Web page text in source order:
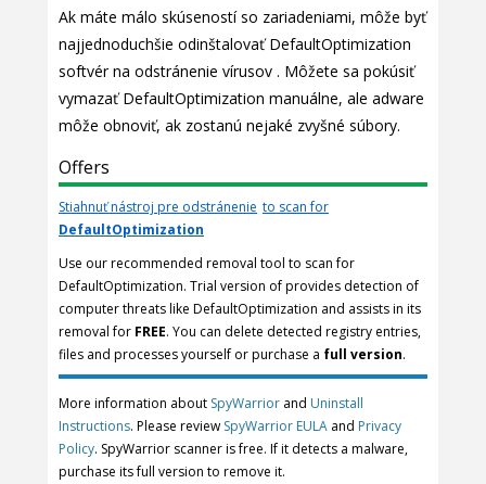
Ak máte málo skúseností so zariadeniami, môže byť
najjednoduchšie odinštalovať DefaultOptimization
softvér na odstránenie vírusov . Môžete sa pokúsiť
vymazať DefaultOptimization manuálne, ale adware
môže obnoviť, ak zostanú nejaké zvyšné súbory.
Offers
Stiahnuť nástroj pre odstránenie to scan for
DefaultOptimization
Use our recommended removal tool to scan for
DefaultOptimization. Trial version of provides detection of
computer threats like DefaultOptimization and assists in its
removal for FREE. You can delete detected registry entries,
files and processes yourself or purchase a full version.
More information about SpyWarrior and Uninstall
Instructions. Please review SpyWarrior EULA and Privacy
Policy. SpyWarrior scanner is free. If it detects a malware,
purchase its full version to remove it.